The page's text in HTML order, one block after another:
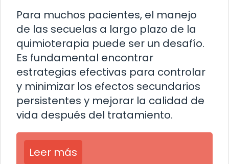
Para muchos pacientes, el manejo
de las secuelas a largo plazo de la
quimioterapia puede ser un desafío.
Es fundamental encontrar
estrategias efectivas para controlar
y minimizar los efectos secundarios
persistentes y mejorar la calidad de
vida después del tratamiento.
Leer más